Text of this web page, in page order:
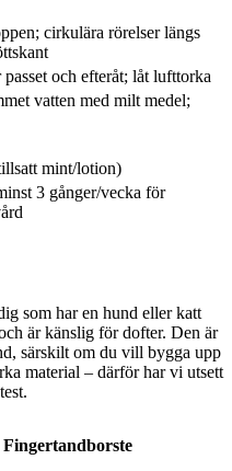
cirkulära rörelser längs
och efteråt; låt lufttorka
vatten med milt medel;
mint/lotion)
3 gånger/vecka för
som har en hund eller katt
är känslig för dofter. Den är
särskilt om du vill bygga upp
material – därför har vi utsett